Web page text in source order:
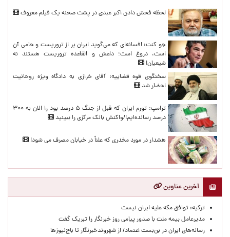
لحظه‌ فحش دادن اکبر عبدی در پشت صحنه یک فیلم معروف
جو کنت: افسانه‌ای که می‌گوید ایران پر از تروریست و حامی آن
است، دروغ است؛ داعش و القاعده تروریست هستند نه
شیعیان!
سخنگوی قوه قضاییه: آقای خرازی به دادگاه ویژه روحانیت
احضار شد
ترامپ: تورم ایران که قبل از جنگ ۵ درصد بود را الان به ۳۰۰
درصد رسانده‌ایم!/واکنش بانک مرکزی را ببینید
هشدار در مورد مخدری که علناً در خیابان مصرف می شود!
آخرین عناوین
ترکیه: توافق مکه علیه ایران نیست
مدیرعامل بیمه ملت با صدور پیامی روز خبرنگار را تبریک گفت
رسانه‌های ایران در بن‌بست اعتماد/ از شهروندخبرنگار تا باج‌نیوزها